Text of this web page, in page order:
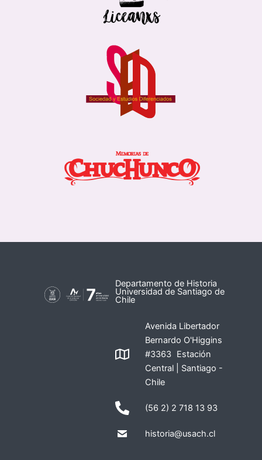
Departamento de Historia
Universidad de Santiago de
Chile
Avenida Libertador
Bernardo O'Higgins
#3363 Estación
Central | Santiago -
Chile
(56 2) 2 718 13 93
historia@usach.cl